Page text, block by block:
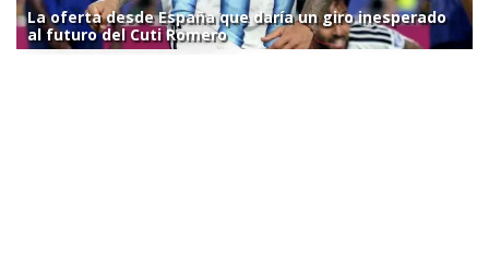
La oferta desde España que daría un giro inesperado
al futuro del Cuti Romero